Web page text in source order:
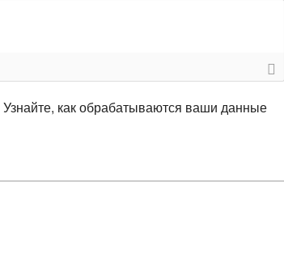
Узнайте, как обрабатываются ваши данные